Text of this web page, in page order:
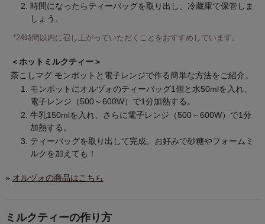
時間になったらティーバッグを取り出し、冷蔵庫で保管しま
しょう。
*24時間以内に召し上がっていただくことをおすすめしています。
＜ホットミルクティー＞
茶こしマグ モンポットと電子レンジで作る簡単な方法をご紹介。
モンポットにオルヅォのティーバッグ1個と水50mlを入れ、
電子レンジ（500～600W）で1分加熱する。
牛乳150mlを入れ、さらに電子レンジ（500～600W）で1分
加熱する。
ティーバッグを取り出して完成。お好みで砂糖やフォームミ
ルクを加えても！
» オルヅォの商品はこちら
ミルクティーの作り方